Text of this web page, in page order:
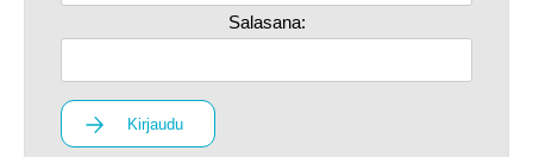
Salasana:
Kirjaudu